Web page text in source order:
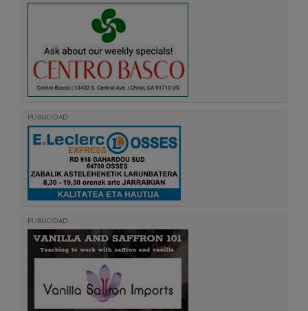
PUBLICIDAD
PUBLICIDAD